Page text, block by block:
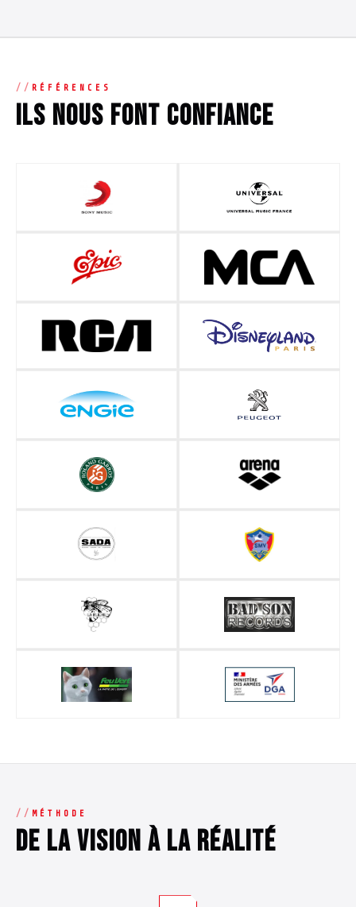
RÉFÉRENCES
Ils nous font confiance
MÉTHODE
De la vision à la réalité